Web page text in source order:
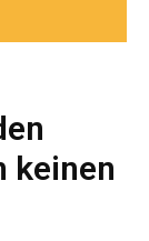
keinen